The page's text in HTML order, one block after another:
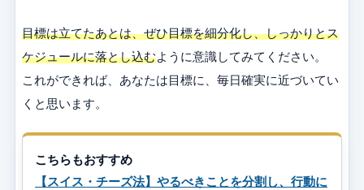
目標は立てたあとは、ぜひ目標を細分化し、しっかりとス
ケジュールに落とし込むように意識してみてください。
これができれば、あなたは目標に、毎日確実に近づいてい
くと思います。
こちらもおすすめ
【スイス・チーズ法】やるべきことを分割し、行動に